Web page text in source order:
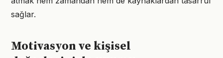
sağlar.
Motivasyon ve kişisel